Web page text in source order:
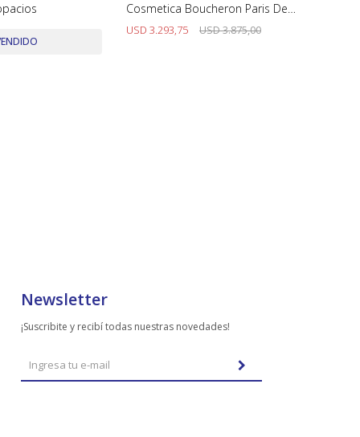
Cosmetica Boucheron Paris De
Plata, Oro Y Rubies. Art Deco.
Hermosa!!
USD 3.293,75 USD3.875,00
Newsletter
¡Suscribite y recibí todas nuestras novedades!